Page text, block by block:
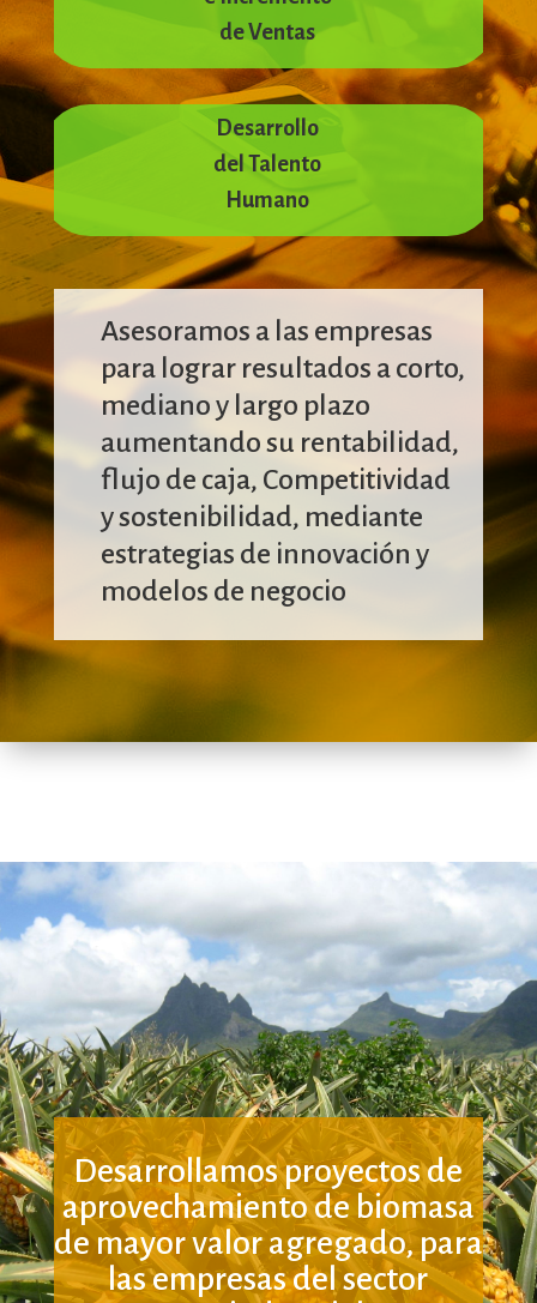
de Ventas
Desarrollo
del Talento
Humano
Asesoramos a las empresas
para lograr resultados a corto,
mediano y largo plazo
aumentando su rentabilidad,
flujo de caja, Competitividad
y sostenibilidad, mediante
estrategias de innovación y
modelos de negocio
Desarrollamos proyectos de
aprovechamiento de biomasa
de mayor valor agregado, para
las empresas del sector